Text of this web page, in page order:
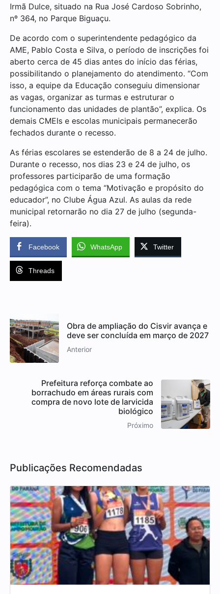
Irmã Dulce, situado na Rua José Cardoso Sobrinho,
nº 364, no Parque Biguaçu.
De acordo com o superintendente pedagógico da
AME, Pablo Costa e Silva, o período de inscrições foi
aberto cerca de 45 dias antes do início das férias,
possibilitando o planejamento do atendimento. “Com
isso, a equipe da Educação conseguiu dimensionar
as vagas, organizar as turmas e estruturar o
funcionamento das unidades de plantão”, explica. Os
demais CMEIs e escolas municipais permanecerão
fechados durante o recesso.
As férias escolares se estenderão de 8 a 24 de julho.
Durante o recesso, nos dias 23 e 24 de julho, os
professores participarão de uma formação
pedagógica com o tema “Motivação e propósito do
educador”, no Clube Água Azul. As aulas da rede
municipal retornarão no dia 27 de julho (segunda-
feira).
Facebook WhatsApp Twitter
Threads
Obra de ampliação do Cisvir avança e
deve ser concluída em março de 2027
Anterior
Prefeitura reforça combate ao
borrachudo em áreas rurais com
compra de novo lote de larvicida
biológico
Próximo
Publicações Recomendadas